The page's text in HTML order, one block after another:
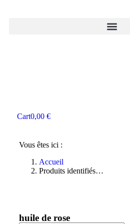
Cart0,00 €
Vous êtes ici :
Accueil
Produits identifiés…
huile de rose